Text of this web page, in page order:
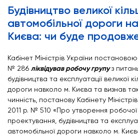
Будівництво великої
автомобільної дороги
Києва: чи буде
Кабінет Міністрів України
№ 286 ліквідував робочу групуз
будівництва та експлуатації великої
дороги навколо м. Києва та визнав
чинність, постанову Кабінету
2011 р. № 510 «Про утворення робочої
проектування, будівництва та
автомобільної дороги навколо м.